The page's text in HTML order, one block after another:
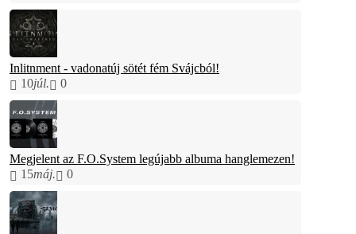
Inlitnment - vadonatúj sötét fém Svájcból!
10júl. 0
Megjelent az F.O.System legújabb albuma hanglemezen!
15máj. 0